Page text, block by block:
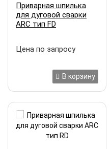
Приварная шпилька
для дуговой сварки
ARC тип FD
Цена по запросу
В корзину